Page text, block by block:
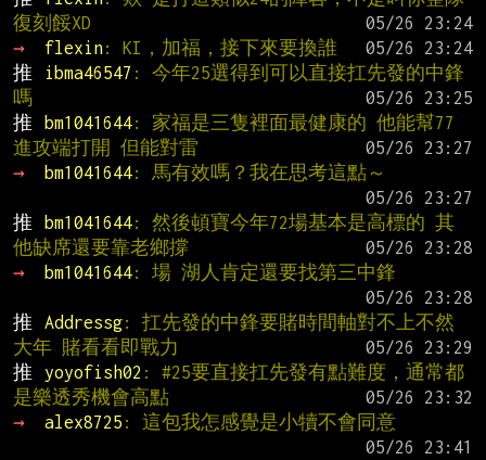
復刻餒XD
→
flexin: KI，加福，接下來要換誰
推
ibma46547 : 今年25選得到可以直接扛先發的中鋒
嗎
推
bm1041644: 家福是三隻裡面最健康的 他能幫77
進攻端打開 但能對雷
→
bm1041644: 馬有效嗎？我在思考這點～
推
bm1041644: 然後頓寶今年72場基本是高標的 其
他缺席還要靠老鄉撐
→
bm1041644: 場 湖人肯定還要找第三中鋒
推
Addressg: 扛先發的中鋒要賭時間軸對不上不然
大年 賭看看即戰力
推
yoyofish02 : #25要直接扛先發有點難度，通常都
是樂透秀機會高點
→
alex8725 : 這包我怎感覺是小犢不會同意